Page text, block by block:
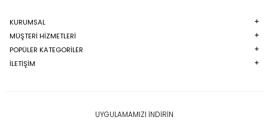
KURUMSAL
MÜŞTERI HIZMETLERI
POPÜLER KATEGORILER
İLETİŞİM
UYGULAMAMIZI İNDİRİN